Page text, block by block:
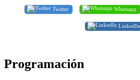
Twitter Whatsapp
LinkedIn
Programación